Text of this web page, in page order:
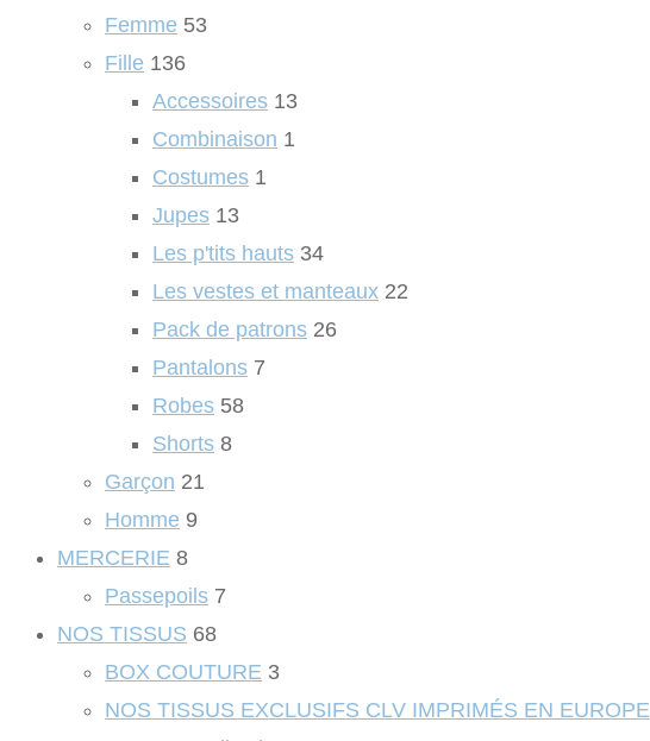
Femme 53
Fille 136
Accessoires 13
Combinaison 1
Costumes 1
Jupes 13
Les p'tits hauts 34
Les vestes et manteaux 22
Pack de patrons 26
Pantalons 7
Robes 58
Shorts 8
Garçon 21
Homme 9
MERCERIE 8
Passepoils 7
NOS TISSUS 68
BOX COUTURE 3
NOS TISSUS EXCLUSIFS CLV IMPRIMÉS EN EUROPE